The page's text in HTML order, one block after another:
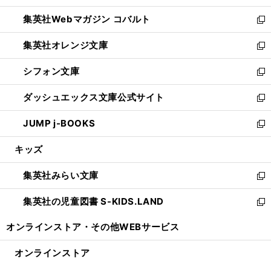
開
く
ウ
で
開
く
ン
ド
ウ
で
開
く
ウ
ィ
ン
ド
ウ
で
開
く
集英社Webマガジン コバルト
新
し
い
ウ
ィ
ン
ド
ウ
で
開
集英社オレンジ文庫
新
し
い
ウ
ィ
ン
ド
ウ
開
く
シフォン文庫
新
し
い
ウ
ィ
ン
ウ
で
開
く
ダッシュエックス文庫公式サイト
新
し
い
ウ
ン
ド
ウ
で
JUMP j-BOOKS
新
し
ウ
ィ
ン
ド
開
キッズ
集英社みらい文庫
新
し
い
ン
集英社の児童図書 S-KIDS.LAND
新
ウ
オンラインストア・ その他WEBサービス
オンラインストア